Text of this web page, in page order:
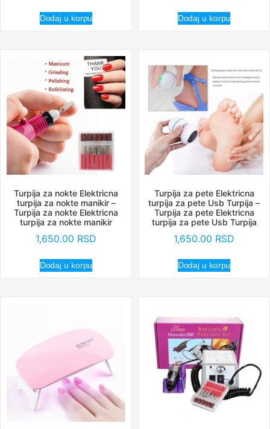
Dodaj u korpu Dodaj u korpu
Turpija za nokte Elektricna
turpija za nokte manikir –
Turpija za nokte Elektricna
turpija za nokte manikir
1,650.00 RSD
Dodaj u korpu
Turpija za pete Elektricna
turpija za pete Usb Turpija –
Turpija za pete Elektricna
turpija za pete Usb Turpija
1,650.00 RSD
Dodaj u korpu